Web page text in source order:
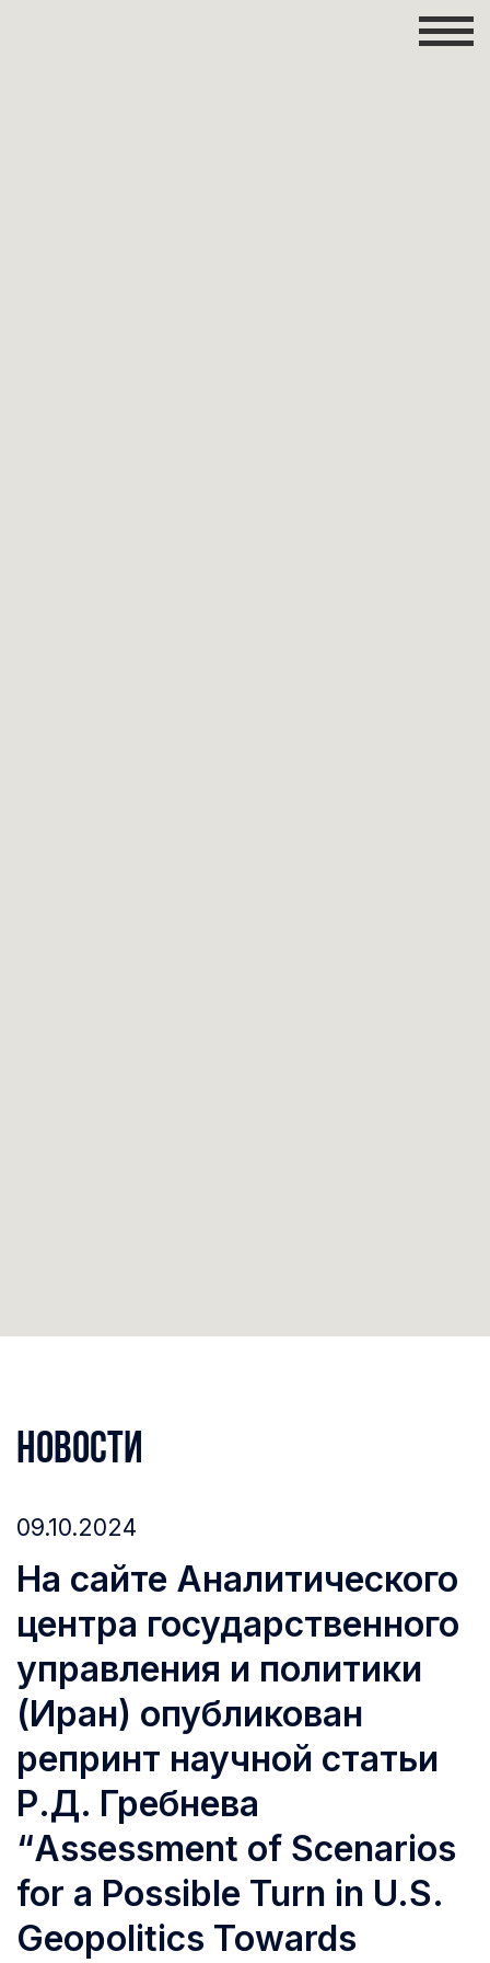
Новости
09.10.2024
На сайте Аналитического
центра государственного
управления и политики
(Иран) опубликован
репринт научной статьи
Р.Д. Гребнева
“Assessment of Scenarios
for a Possible Turn in U.S.
Geopolitics Towards